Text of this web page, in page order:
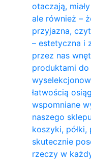
otaczają,
ale również –
przyjazna,
– estetyczna i
przez nas
produktami
łatwością
wspomniane
naszego
koszyki,
skutecznie
rzeczy w